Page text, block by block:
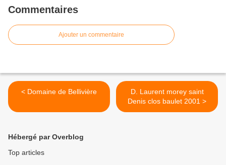
Commentaires
Ajouter un commentaire
< Domaine de Bellivière
D. Laurent morey saint
Denis clos baulet 2001 >
Hébergé par Overblog
Top articles